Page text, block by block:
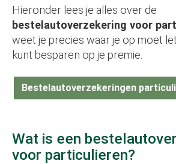
Hieronder lees je alles over de
bestelautoverzekering voor
weet je precies waar je op moet
kunt besparen op je premie.
Bestelautoverzekeringen
Wat is een
voor particulieren?